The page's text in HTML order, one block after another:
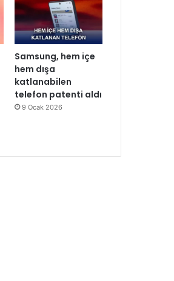
Samsung, hem içe
hem dışa
katlanabilen
telefon patenti aldı
9 Ocak 2026